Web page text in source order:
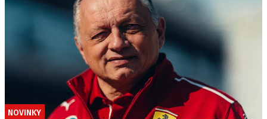
NOVINKY